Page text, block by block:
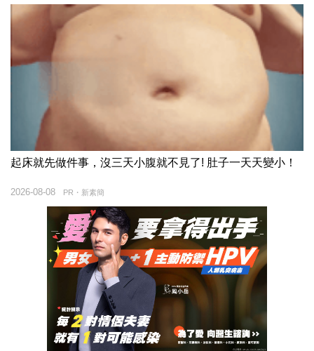
起床就先做件事，沒三天小腹就不見了! 肚子一天天變小！
PR・新素簡
2026-08-08